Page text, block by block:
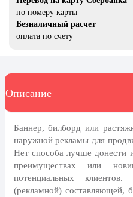
14 февраля, День Святого
Валентина
23 февраля, День защитника
Отечества
1 марта, День Бабушек
8 марта, Международный женский
27 марта, День театра
по номеру карты
Безналичный расчет
оплата по счету
Описание
Баннер, билборд или
наружной рекламы для
Нет способа лучше
преимуществах или
потенциальных
(рекламной) составляющей,